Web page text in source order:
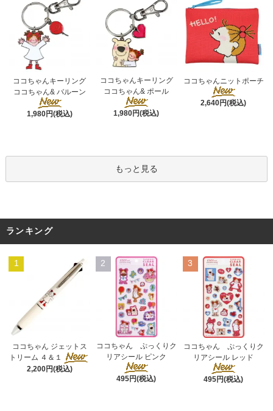
ココちゃんキーリング
ココちゃん& バルーン
1,980円(税込)
ココちゃんキーリング
ココちゃん& ポール
1,980円(税込)
ココちゃんニットポーチ
2,640円(税込)
もっと見る
ランキング
1
ココちゃん ジェットス
トリーム ４＆１
2,200円(税込)
2
ココちゃん ぷっくりク
リアシール ピンク
495円(税込)
3
ココちゃん ぷっくりク
リアシール レッド
495円(税込)